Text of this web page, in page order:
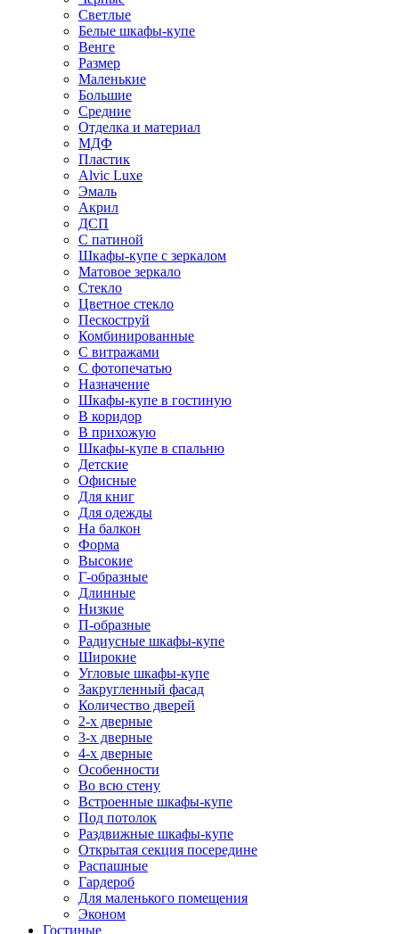
Светлые
Белые шкафы-купе
Венге
Размер
Маленькие
Большие
Средние
Отделка и материал
МДФ
Пластик
Alvic Luxe
Эмаль
Акрил
ДСП
С патиной
Шкафы-купе с зеркалом
Матовое зеркало
Стекло
Цветное стекло
Пескоструй
Комбинированные
С витражами
С фотопечатью
Назначение
Шкафы-купе в гостиную
В коридор
В прихожую
Шкафы-купе в спальню
Детские
Офисные
Для книг
Для одежды
На балкон
Форма
Высокие
Г-образные
Длинные
Низкие
П-образные
Радиусные шкафы-купе
Широкие
Угловые шкафы-купе
Закругленный фасад
Количество дверей
2-х дверные
3-х дверные
4-х дверные
Особенности
Во всю стену
Встроенные шкафы-купе
Под потолок
Раздвижные шкафы-купе
Открытая секция посередине
Распашные
Гардероб
Для маленького помещения
Эконом
Гостиные